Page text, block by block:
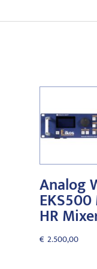
Analog
HR
€ 2.500,00